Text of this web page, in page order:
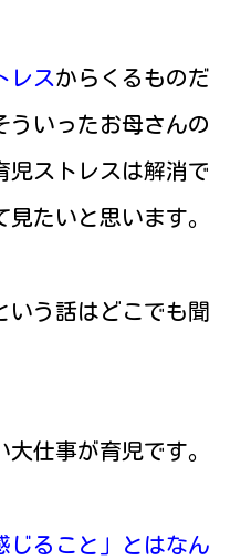
レスからくるものだ
ういったお母さんの
児ストレスは解消で
たいと思います。
いう話はどこでも聞
仕事が育児です。
じること」とはなん